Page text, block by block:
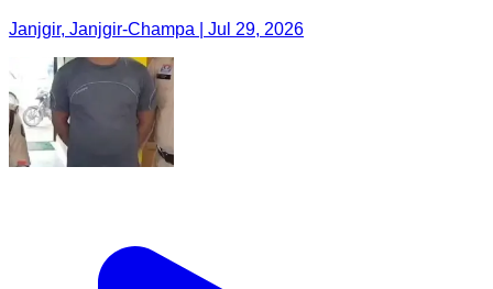
Janjgir, Janjgir-Champa | Jul 29, 2026